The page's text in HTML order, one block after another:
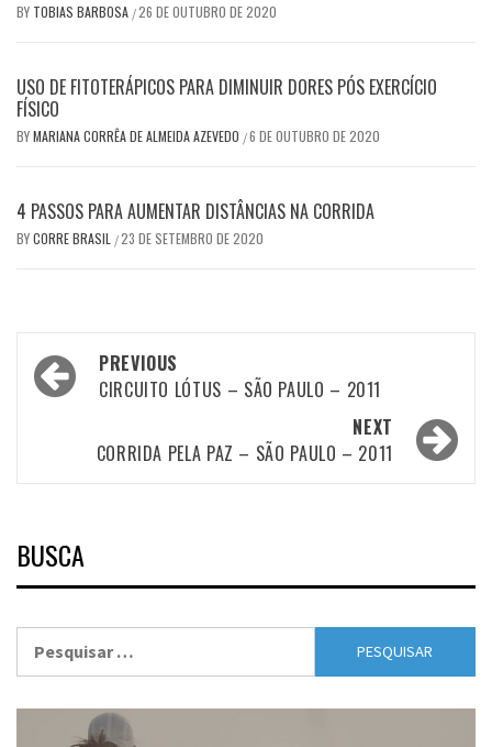
BY TOBIAS BARBOSA /26 DE OUTUBRO DE 2020
USO DE FITOTERÁPICOS PARA DIMINUIR DORES PÓS EXERCÍCIO
FÍSICO
BYMARIANA CORRÊA DE ALMEIDA AZEVEDO /6 DE OUTUBRO DE 2020
4 PASSOS PARA AUMENTAR DISTÂNCIAS NA CORRIDA
BYCORRE BRASIL /23 DE SETEMBRO DE 2020
Post
navigation
PREVIOUS
CIRCUITO LÓTUS – SÃO PAULO – 2011
NEXT
CORRIDA PELA PAZ – SÃO PAULO – 2011
BUSCA
por: